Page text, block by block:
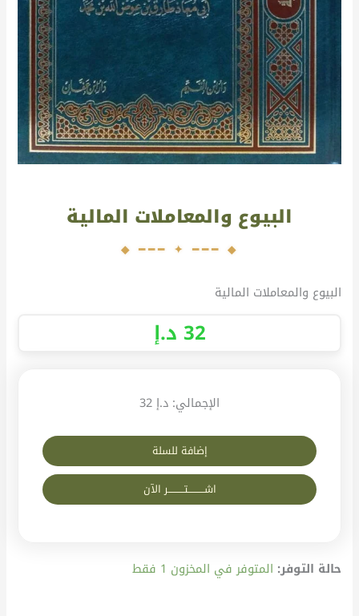
البيوع والمعاملات المالية
البيوع والمعاملات المالية
حالة التوفر: المتوفر في المخزون 1 فقط
إضافة للسلة
اشــــــــــتــــــــــر الآن
الإجمالي: د.إ 32
32 د.إ